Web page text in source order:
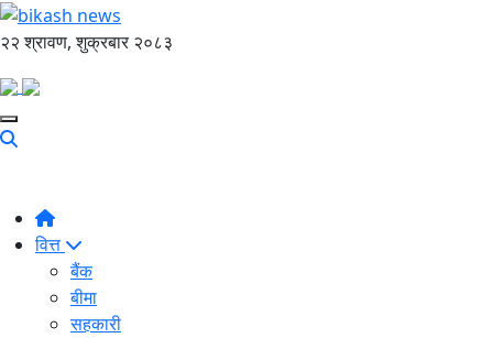
२२ श्रावण, शुक्रबार २०८३
वित्त
बैंक
बीमा
सहकारी